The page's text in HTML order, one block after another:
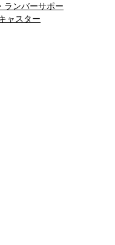
ランバーサポー
ャスター